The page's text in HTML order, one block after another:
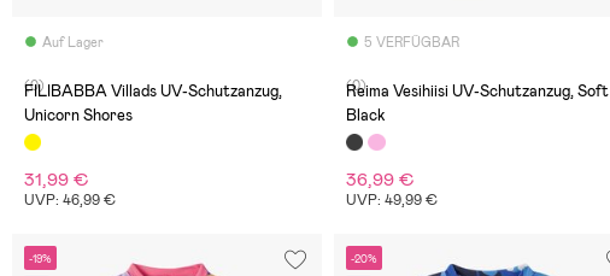
Auf Lager
(0)
FILIBABBA Villads UV-Schutzanzug,
Unicorn Shores
31,99 €
UVP: 46,99 €
5 VERFÜGBAR
(0)
Reima Vesihiisi UV-Schutzanzug, Soft
Black
36,99 €
UVP: 49,99 €
-19% -20%